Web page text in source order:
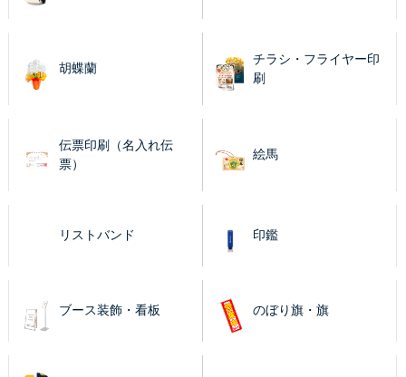
胡蝶蘭
チラシ・フライヤー印
刷
伝票印刷（名入れ伝
票）
絵馬
リストバンド 印鑑
ブース装飾・看板 のぼり旗・旗